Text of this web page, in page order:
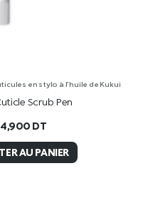
en stylo à l’huile de Kukui
Scrub Pen
DT
AU PANIER